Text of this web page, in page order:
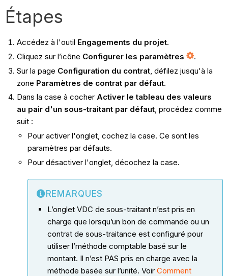
Étapes
Accédez à l'outil Engagements du projet.
Cliquez sur l’icône Configurer les paramètres
.
Sur la page Configuration du contrat, défilez jusqu'à la
zone Paramètres de contrat par défaut.
Dans la case à cocher Activer le tableau des valeurs
au pair d'un sous-traitant par défaut, procédez comme
suit :
Pour activer l'onglet, cochez la case. Ce sont les
paramètres par défauts.
Pour désactiver l'onglet, décochez la case.
REMARQUES
L’onglet VDC de sous-traitant n’est pris en
charge que lorsqu’un bon de commande ou un
contrat de sous-traitance est configuré pour
utiliser l’méthode comptable basé sur le
montant. Il n’est PAS pris en charge avec la
méthode basée sur l’unité. Voir Comment